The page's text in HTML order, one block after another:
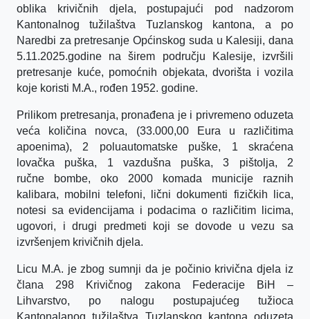
oblika krivičnih djela, postupajući pod nadzorom
Kantonalnog tužilaštva Tuzlanskog kantona, a po
Naredbi za pretresanje Općinskog suda u Kalesiji, dana
5.11.2025.godine na širem području Kalesije, izvršili
pretresanje kuće, pomoćnih objekata, dvorišta i vozila
koje koristi M.A., rođen 1952. godine.
Prilikom pretresanja, pronađena je i privremeno oduzeta
veća količina novca, (33.000,00 Eura u različitima
apoenima), 2 poluautomatske puške, 1 skraćena
lovačka puška, 1 vazdušna puška, 3 pištolja, 2
ručne bombe, oko 2000 komada municije raznih
kalibara, mobilni telefoni, lični dokumenti fizičkih lica,
notesi sa evidencijama i podacima o različitim licima,
ugovori, i drugi predmeti koji se dovode u vezu sa
izvršenjem krivičnih djela.
Licu M.A. je zbog sumnji da je počinio krivična djela iz
člana 298 Krivičnog zakona Federacije BiH –
Lihvarstvo, po nalogu postupajućeg tužioca
Kantonalanog tužilaštva Tuzlanskog kantona oduzeta